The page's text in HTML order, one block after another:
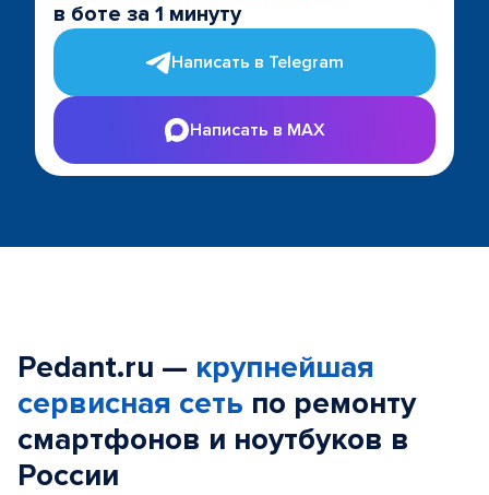
в боте за 1 минуту
Написать в Telegram
Написать в MAX
Pedant.ru — крупнейшая
сервисная сеть по ремонту
смартфонов и ноутбуков в
России